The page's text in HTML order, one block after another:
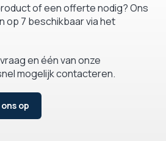
of een offerte nodig? Ons
op 7 beschikbaar via het
en één van onze
mogelijk contacteren.
op